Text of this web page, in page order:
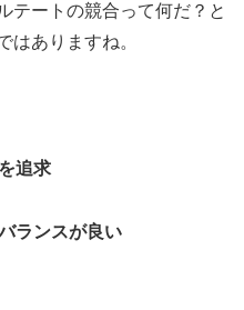
テートの競合って何だ？と
はありますね。
追求
ンスが良い